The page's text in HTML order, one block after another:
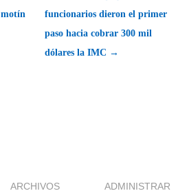
motín
funcionarios dieron el primer
paso hacia cobrar 300 mil
dólares la IMC →
ARCHIVOS ADMINISTRAR